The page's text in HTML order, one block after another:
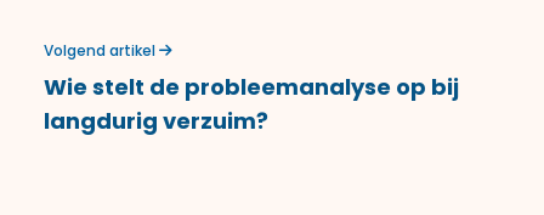
Volgend artikel
Wie stelt de probleemanalyse op bij
langdurig verzuim?